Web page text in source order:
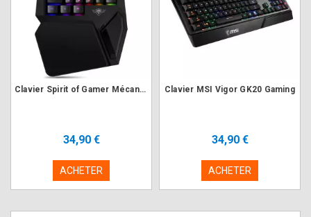
Clavier Spirit of Gamer Mécanique RGB XPERT-G500 SINGLE HAND
34,90 €
ACHETER
Clavier MSI Vigor GK20 Gaming
34,90 €
ACHETER